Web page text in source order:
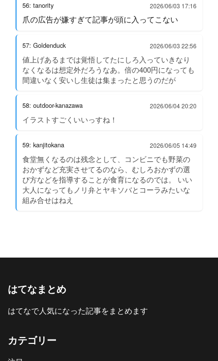
56: tanority 2026/06/03 17:16
爪の広告が嫌すぎて記事が頭に入ってこない
57: Goldenduck 2026/06/03 22:56
値上げあるまでは覚悟してたにしろ入っていきなり
なくなるは想定外だろうなあ。倍の400円になっても
間違いなく安いし生徒は集まったと思うのだが
58: outdoor-kanazawa 2026/06/04 20:20
イラストすごくいいっすね！
59: kanjitokana 2026/06/05 14:49
食堂無くなるのは残念として、コンビニでも野菜の
おかずなど充実させてるのなら、むしろおかずの選
び方などを指導することが食育になるのでは。 いい
大人になってもノリ弁とヤキソバとコーラみたいな
組み合せはねえ
はてなまとめ
はてなで人気になった記事をまとめます
カテゴリー